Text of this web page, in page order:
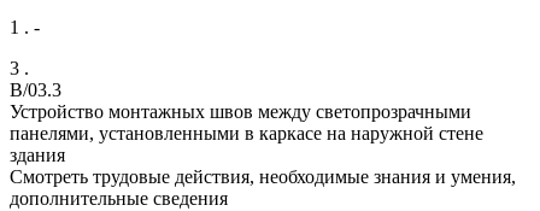
1 . -
3 .
B/03.3
Устройство монтажных швов между светопрозрачными
панелями, установленными в каркасе на наружной стене
здания
Смотреть трудовые действия, необходимые знания и умения,
дополнительные сведения